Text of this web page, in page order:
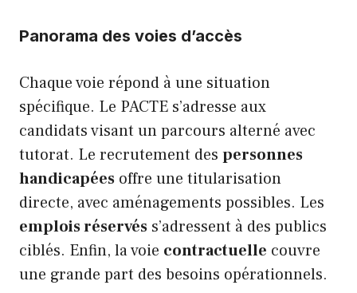
Panorama des voies d’accès
Chaque voie répond à une situation
spécifique. Le PACTE s’adresse aux
candidats visant un parcours alterné avec
tutorat. Le recrutement des personnes
handicapées offre une titularisation
directe, avec aménagements possibles. Les
emplois réservés s’adressent à des publics
ciblés. Enfin, la voie contractuelle couvre
une grande part des besoins opérationnels.